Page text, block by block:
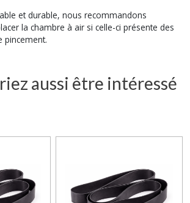
et durable, nous recommandons
la chambre à air si celle-ci présente des
pincement.
aussi être intéressé